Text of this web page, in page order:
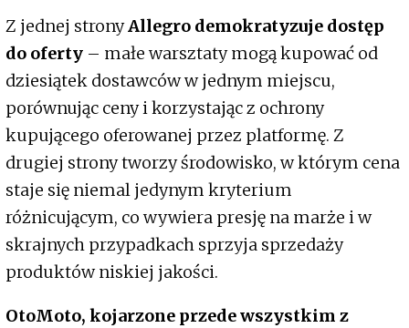
Z jednej stronyAllegro demokratyzuje dostęp
do oferty – małe warsztaty mogą kupować od
dziesiątek dostawców w jednym miejscu,
porównując ceny i korzystając z ochrony
kupującego oferowanej przez platformę. Z
drugiej strony tworzy środowisko, w którym cena
staje się niemal jedynym kryterium
różnicującym, co wywiera presję na marże i w
skrajnych przypadkach sprzyja sprzedaży
produktów niskiej jakości.
OtoMoto, kojarzone przede wszystkim z